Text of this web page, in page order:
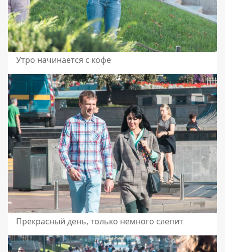
Утро начинается с кофе
Прекрасный день, только немного слепит